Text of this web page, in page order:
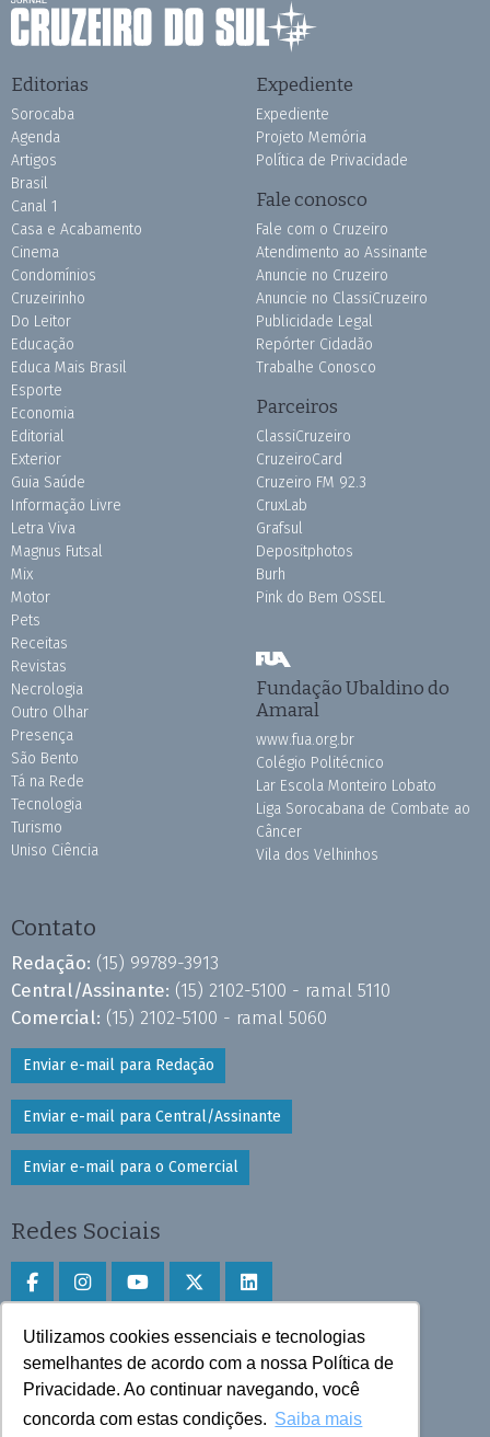
Utilizamos cookies essenciais e tecnologias
semelhantes de acordo com a nossa Política de
Privacidade. Ao continuar navegando, você
concorda com estas condições. Saiba mais
Editorias
Sorocaba
Agenda
Artigos
Brasil
Canal 1
Casa e Acabamento
Cinema
Condomínios
Cruzeirinho
Do Leitor
Educação
Educa Mais Brasil
Esporte
Economia
Editorial
Exterior
Guia Saúde
Informação Livre
Letra Viva
Magnus Futsal
Mix
Motor
Pets
Receitas
Revistas
Necrologia
Outro Olhar
Presença
São Bento
Tá na Rede
Tecnologia
Turismo
Uniso Ciência
Expediente
Expediente
Projeto Memória
Política de Privacidade
Fale conosco
Fale com o Cruzeiro
Atendimento ao Assinante
Anuncie no Cruzeiro
Anuncie no ClassiCruzeiro
Publicidade Legal
Repórter Cidadão
Trabalhe Conosco
Parceiros
ClassiCruzeiro
CruzeiroCard
Cruzeiro FM 92.3
CruxLab
Grafsul
Depositphotos
Burh
Pink do Bem OSSEL
Fundação Ubaldino do
Amaral
www.fua.org.br
Colégio Politécnico
Lar Escola Monteiro Lobato
Liga Sorocabana de Combate ao
Câncer
Vila dos Velhinhos
Contato
Redação: (15) 99789-3913
Central/Assinante: (15) 2102-5100 - ramal 5110
Comercial: (15) 2102-5100 - ramal 5060
Enviar e-mail para Redação
Enviar e-mail para Central/Assinante
Enviar e-mail para o Comercial
Redes Sociais
Faça download do aplicativo
Play Store e App Store